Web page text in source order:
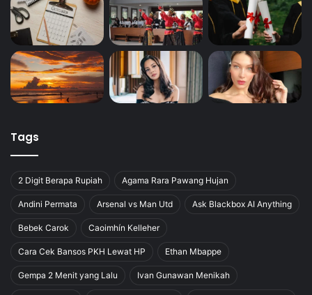
Tags
2 Digit Berapa Rupiah Agama Rara Pawang Hujan
Andini Permata Arsenal vs Man Utd Ask Blackbox AI Anything
Bebek Carok Caoimhín Kelleher
Cara Cek Bansos PKH Lewat HP Ethan Mbappe
Gempa 2 Menit yang Lalu Ivan Gunawan Menikah